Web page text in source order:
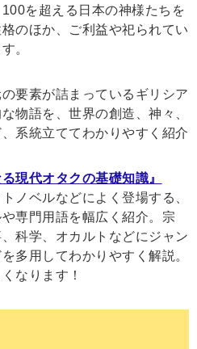
を超える日本の神様たちを
のほか、ご利益や祀られてい
。
要素が詰まっているギリシア
物語を、世界の創造、神々、
系統立ててわかりやすく紹介
現代オタクの基礎知識』
ノベルなどによく登場する、
専門用語を幅広く紹介。宗
科学、オカルトなどにジャン
多用してわかりやすく解説。
なります！